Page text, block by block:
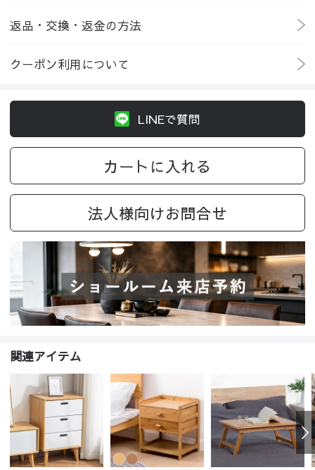
返品・交換・返金の方法
クーポン利用について
LINEで質問
カートに入れる
法人様向けお問合せ
関連アイテム